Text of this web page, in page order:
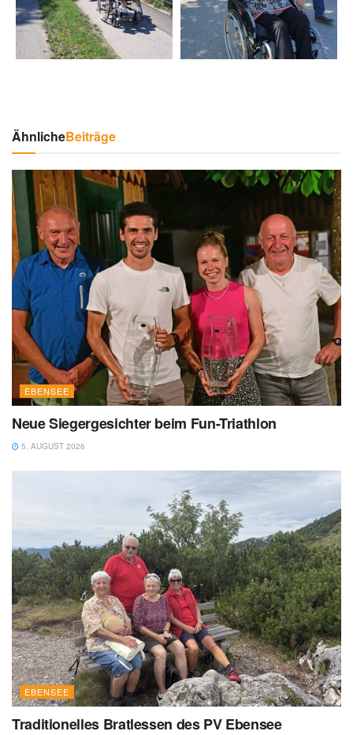
ÄhnlicheBeiträge
EBENSEE
Neue Siegergesichter beim Fun-Triathlon
5. AUGUST 2026
EBENSEE
Traditionelles Bratlessen des PV Ebensee